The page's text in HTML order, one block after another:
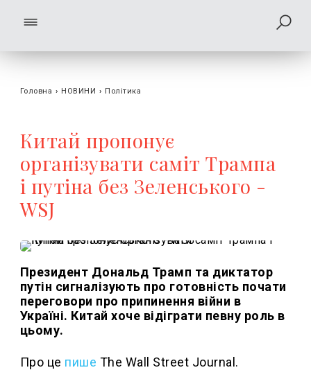
Головна › НОВИНИ › Політика
Китай пропонує
організувати саміт Трампа
і путіна без Зеленського -
WSJ
Президент Дональд Трамп та диктатор
путін сигналізують про готовність почати
переговори про припинення війни в
Україні. Китай хоче відіграти певну роль в
цьому.
Про це пише The Wall Street Journal.